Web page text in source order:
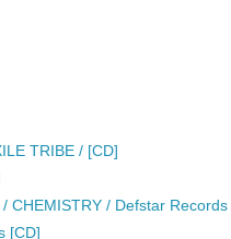
TRIBE / [CD]
/ Defstar Records
[CD]